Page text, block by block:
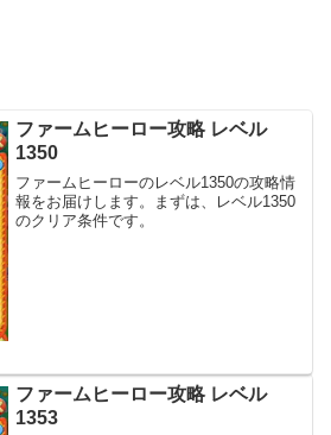
ファームヒーロー攻略 レベル
1350
ファームヒーローのレベル1350の攻略情
報をお届けします。まずは、レベル1350
のクリア条件です。
ファームヒーロー攻略 レベル
1353